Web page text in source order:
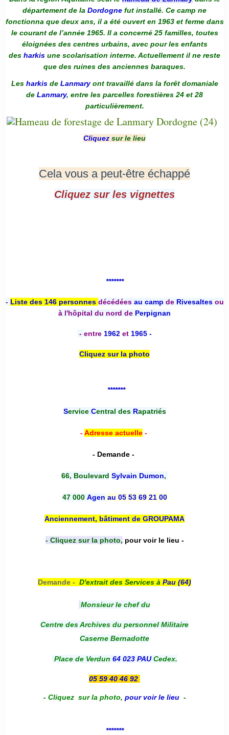
département de la Dordogne fut installé. Ce camp ne
fonctionna que deux ans, il a été ouvert en 1963 et ferme dans
le courant de l’année 1965. Il a concerné 25 familles, toutes
éloignées des centres urbains, avec pour les enfants
des harkis une scolarisation interne. Actuellement il ne reste
que des ruines des anciennes baraques.
Les harkis de Lanmaryont travaillé dans la forêt domaniale
de Lanmary, entre les parcelles forestières 24 et 28
particulièrement.
Cliquez sur le lieu
Cela vous a peut-être échappé
Cliquez sur les vignettes
*******
- Liste des 146 personnes décédées au camp deRivesaltesou
à l'hôpital du nord de Perpignan
- entre 1962 et 1965 -
Cliquez sur la photo
*******
Service Central desRapatriés
-Adresse actuelle-
- Demande -
66, Boulevard Sylvain Dumon,
47 000 Agen au 05 53 69 21 00
Anciennement, bâtiment de GROUPAMA
- Cliquez sur la photo, pour voir le lieu -
Demande - D'extrait des Services à Pau (64)
Monsieur le chef du
Centre des Archives du personnel Militaire
Caserne Bernadotte
Place de Verdun 64 023 PAUCedex.
05 59 40 46 92
- Cliquez sur la photo, pour voir le lieu -
*******